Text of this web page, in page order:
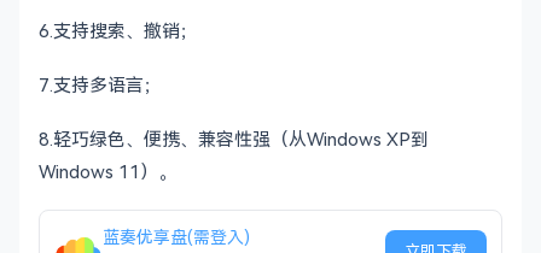
6.支持搜索、撤销；
7.支持多语言；
8.轻巧绿色、便携、兼容性强（从Windows XP到
Windows 11）。
蓝奏优享盘(需登入)